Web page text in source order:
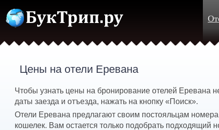
Цены на отели Еревана
Чтобы узнать цены на бронирование отелей Еревана
даты заезда и отъезда, нажать на кнопку «Поиск».
Отели Еревана предлагают своим постояльцам
кошелек. Вам остается только подобрать подходящий